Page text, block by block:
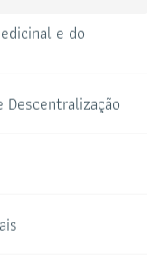
PRERROGATIVAS
e do